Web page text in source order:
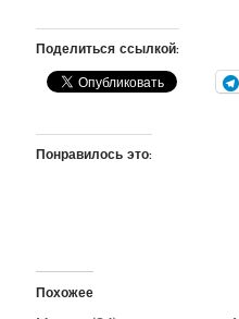
Поделиться ссылкой:
Понравилось это:
Похожее